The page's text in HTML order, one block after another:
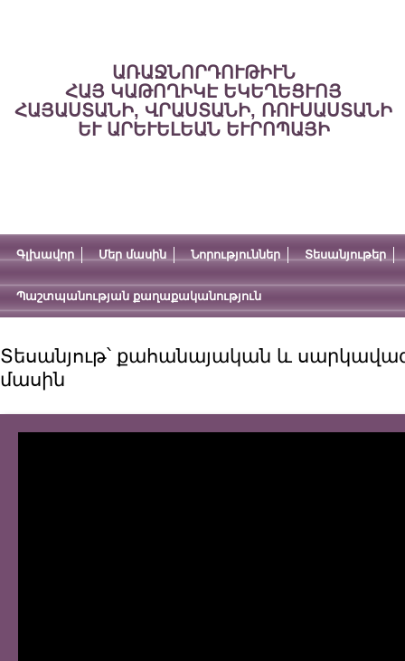
ԱՌԱՋՆՈՐԴՈՒԹԻՒՆ
ՀԱՅ ԿԱԹՈՂԻԿԷ ԵԿԵՂԵՑՒՈՅ
ՀԱՅԱՍՏԱՆԻ, ՎՐԱՍՏԱՆԻ, ՌՈՒՍԱՍՏԱՆԻ
ԵՒ ԱՐԵՒԵԼԵԱՆ ԵՒՐՈՊԱՅԻ
Գլխավոր Մեր մասին Նորություններ Տեսանյութեր
Պաշտպանության քաղաքականություն
Տեսանյութ՝ քահանայական և
մասին